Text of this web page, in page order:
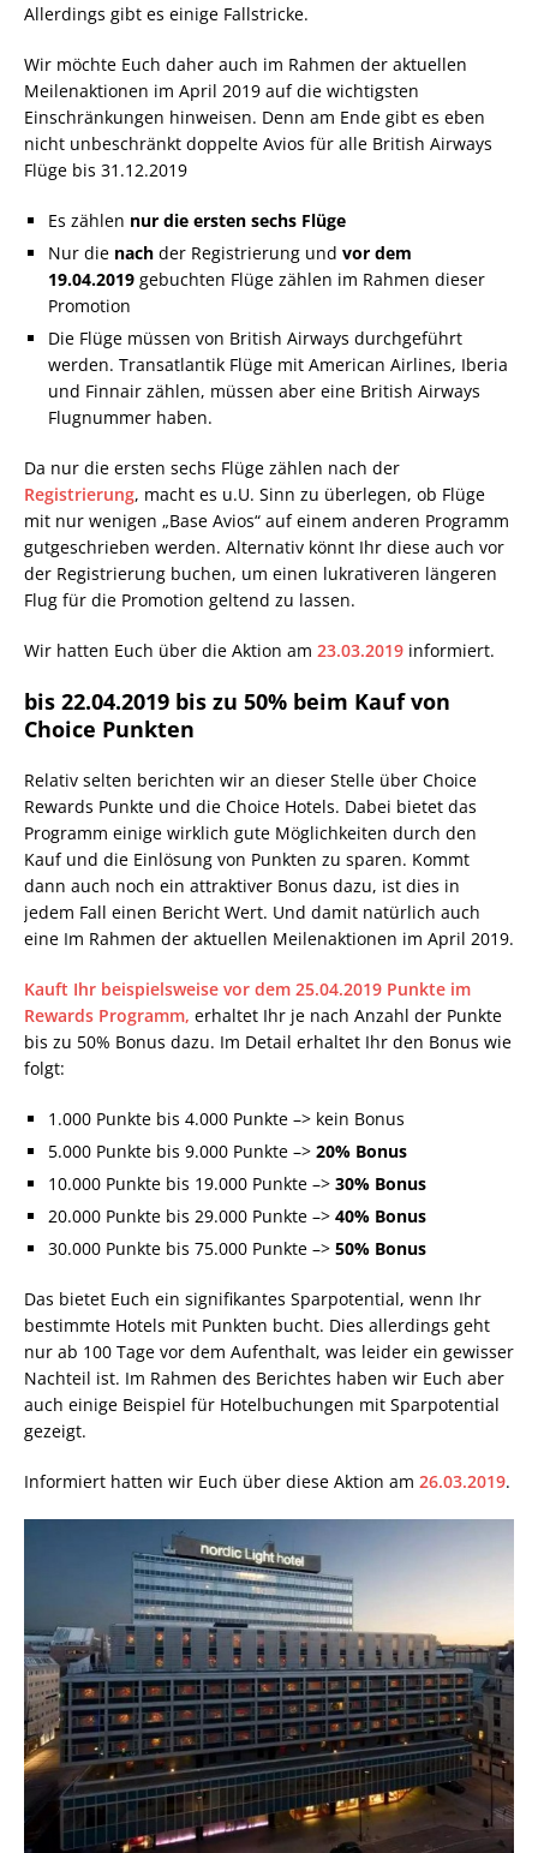
Allerdings gibt es einige Fallstricke.
Wir möchte Euch daher auch im Rahmen der aktuellen
Meilenaktionen im April 2019 auf die wichtigsten
Einschränkungen hinweisen. Denn am Ende gibt es eben
nicht unbeschränkt doppelte Avios für alle British Airways
Flüge bis 31.12.2019
Es zählen nur die ersten sechs Flüge
Nur die nach der Registrierung und vor dem
19.04.2019 gebuchten Flüge zählen im Rahmen dieser
Promotion
Die Flüge müssen von British Airways durchgeführt
werden. Transatlantik Flüge mit American Airlines, Iberia
und Finnair zählen, müssen aber eine British Airways
Flugnummer haben.
Da nur die ersten sechs Flüge zählen nach der
Registrierung, macht es u.U. Sinn zu überlegen, ob Flüge
mit nur wenigen „Base Avios“ auf einem anderen Programm
gutgeschrieben werden. Alternativ könnt Ihr diese auch vor
der Registrierung buchen, um einen lukrativeren längeren
Flug für die Promotion geltend zu lassen.
Wir hatten Euch über die Aktion am 23.03.2019 informiert.
bis 22.04.2019 bis zu 50% beim Kauf von
Choice Punkten
Relativ selten berichten wir an dieser Stelle über Choice
Rewards Punkte und die Choice Hotels. Dabei bietet das
Programm einige wirklich gute Möglichkeiten durch den
Kauf und die Einlösung von Punkten zu sparen. Kommt
dann auch noch ein attraktiver Bonus dazu, ist dies in
jedem Fall einen Bericht Wert. Und damit natürlich auch
eine Im Rahmen der aktuellen Meilenaktionen im April 2019.
Kauft Ihr beispielsweise vor dem 25.04.2019 Punkte im
Rewards Programm, erhaltet Ihr je nach Anzahl der Punkte
bis zu 50% Bonus dazu. Im Detail erhaltet Ihr den Bonus wie
folgt:
1.000 Punkte bis 4.000 Punkte –> kein Bonus
5.000 Punkte bis 9.000 Punkte –> 20% Bonus
10.000 Punkte bis 19.000 Punkte –> 30% Bonus
20.000 Punkte bis 29.000 Punkte –> 40% Bonus
30.000 Punkte bis 75.000 Punkte –> 50% Bonus
Das bietet Euch ein signifikantes Sparpotential, wenn Ihr
bestimmte Hotels mit Punkten bucht. Dies allerdings geht
nur ab 100 Tage vor dem Aufenthalt, was leider ein gewisser
Nachteil ist. Im Rahmen des Berichtes haben wir Euch aber
auch einige Beispiel für Hotelbuchungen mit Sparpotential
gezeigt.
Informiert hatten wir Euch über diese Aktion am 26.03.2019.